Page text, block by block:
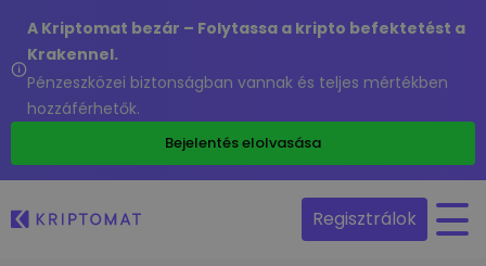
A Kriptomat bezár – Folytassa a kripto befektetést a
Krakennel.
Pénzeszközei biztonságban vannak és teljes mértékben
hozzáférhetők.
Bejelentés elolvasása
Regisztrálok